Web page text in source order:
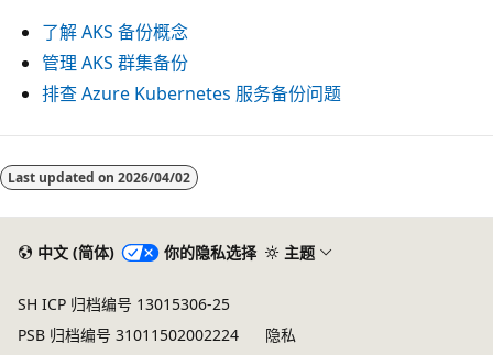
了解 AKS 备份概念
管理 AKS 群集备份
排查 Azure Kubernetes 服务备份问题
Last updated on 2026/04/02
中文 (简体) 你的隐私选择 主题
SH ICP 归档编号 13015306-25
PSB 归档编号 31011502002224
隐私